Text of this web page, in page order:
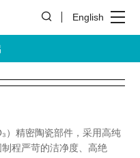
English
）精密陶瓷部件，采用高纯
程严苛的洁净度、高绝